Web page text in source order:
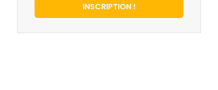
INSCRIPTION !